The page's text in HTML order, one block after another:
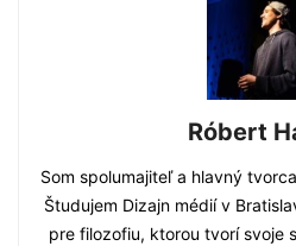
Róbert
Som spolumajiteľ a hlavný
Študujem Dizajn médií v
pre filozofiu, ktorou tvorí svoje